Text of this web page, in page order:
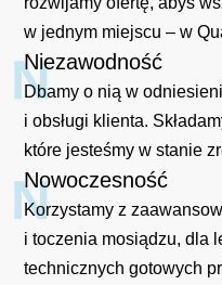
w jednym miejscu – w
N
Niezawodność
Dbamy o nią w
i obsługi klienta.
które jesteśmy w stanie
N
Nowoczesność
Korzystamy z
i toczenia mosiądzu, dla
technicznych gotowych